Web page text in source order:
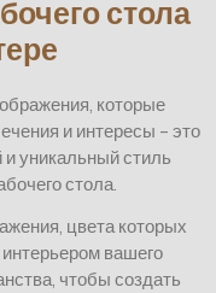
стола
которые
и интересы – это
уникальный стиль
стола.
цвета которых
вашего
чтобы создать